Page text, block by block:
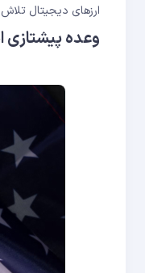
ارزهای دیجیتال تلاش
وعده پیشتازی